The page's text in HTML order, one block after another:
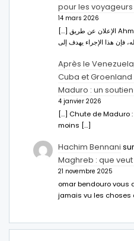
pour les
14 mars 2026
[…] الإعلان عن طريق Ahmed Abdel-Latifسفير مصر بالرباط.
Après le
Cuba et
Maduro : un
4 janvier 2026
[…] Chute de Maduro
moins […]
Hachim Bennani
Maghreb : que
21 novembre 2025
omar bendouro vous
jamais vu les choses